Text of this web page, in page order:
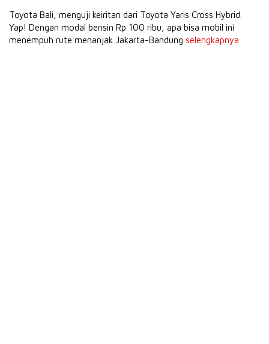
Toyota Bali, menguji keiritan dari Toyota Yaris Cross Hybrid.
Yap! Dengan modal bensin Rp 100 ribu, apa bisa mobil ini
menempuh rute menanjak Jakarta-Bandung selengkapnya